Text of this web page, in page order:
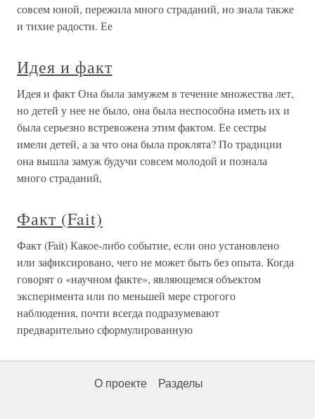
совсем юной, пережила много страданий, но знала также
и тихие радости. Ее
Идея и факт
Идея и факт Она была замужем в течение множества лет,
но детей у нее не было, она была неспособна иметь их и
была серьезно встревожена этим фактом. Ее сестры
имели детей, а за что она была проклята? По традиции
она вышла замуж будучи совсем молодой и познала
много страданий,
Факт (Fait)
Факт (Fait) Какое-либо событие, если оно установлено
или зафиксировано, чего не может быть без опыта. Когда
говорят о «научном факте», являющемся объектом
эксперимента или по меньшей мере строгого
наблюдения, почти всегда подразумевают
предварительно сформулированную
О проекте Разделы